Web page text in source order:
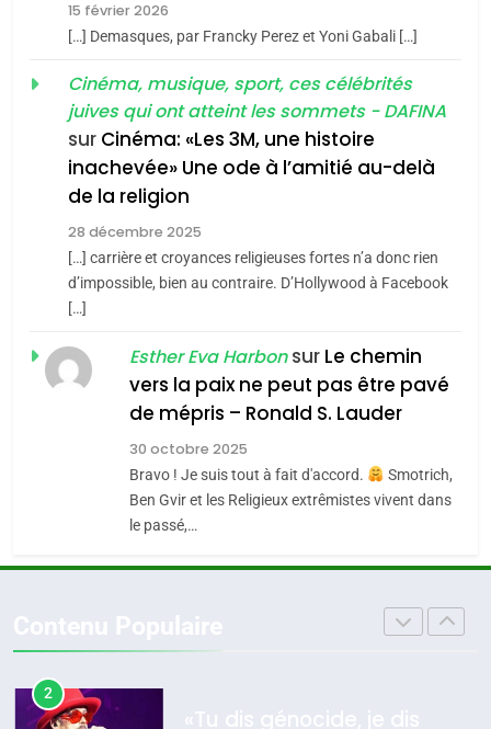
«Tu dis génocide, je dis
guerre»: La nouvelle
chanson de Boy George
ISRAÉL JUDAISME
SOUVENIRS
l’alliance pourrait
s’étendre à 13 pays
d’Amérique latine
ISRAÉL JUDAISME
2025, l’année la plus
meurtrière selon le
rapport d’ADL contre
l’antisémitisme
FIÈRE, DIGNE ET RÉSILIENTE :
POURQUOI JE REVENDIQUE
15 février 2026
[…] Demasques, par Francky Perez et Yoni Gabali […]
Cinéma, musique, sport, ces célébrités
juives qui ont atteint les sommets - DAFINA
sur Cinéma: «Les 3M, une histoire
inachevée» Une ode à l’amitié au-delà
de la religion
28 décembre 2025
[…] carrière et croyances religieuses fortes n’a donc rien
d’impossible, bien au contraire. D’Hollywood à Facebook
[…]
Esther Eva Harbonsur Le chemin
vers la paix ne peut pas être pavé
de mépris – Ronald S. Lauder
30 octobre 2025
Bravo ! Je suis tout à fait d'accord.
Smotrich,
Ben Gvir et les Religieux extrêmistes vivent dans
le passé,…
meurtrière selon le rapport
l’antisémitisme
FIÈRE, DIGNE ET RÉSILIENTE :
POURQUOI JE REVENDIQUE
MA JUDAÏTE par Thérèse
Zrihen-Dvir
ISRAÉL
CE QUI NOUS MANQUE –
JUDAISME
Maroc : Les amandes de
Tafraout, le miel de Tadla
Azilal consacrés produits
du terroir
DAFINA MAROC
Oeil ravageur – Vanessa De
2